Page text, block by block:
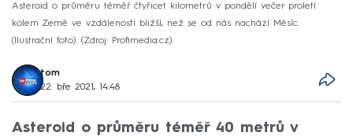
Asteroid o průměru téměř čtyřicet kilometrů v pondělí večer proletí
kolem Země ve vzdálenosti bližší, než se od nás nachází Měsíc.
(Ilustrační foto)
Zdroj: Profimedia.cz
tom
22. bře 2021, 14:48
Asteroid o průměru téměř 40 metrů v